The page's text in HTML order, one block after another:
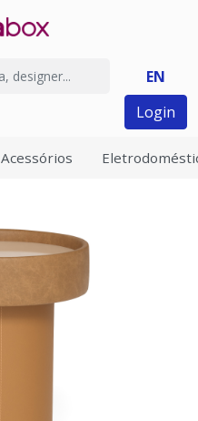
EN
Login
Acessórios